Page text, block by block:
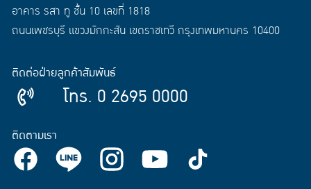
อาคาร รสา ทู ชั้น 10 เลขที่ 1818
ถนนเพชรบุรี แขวงมักกะสัน เขตราชเทวี กรุงเทพมหานคร 10400
ติดต่อฝ่ายลูกค้าสัมพันธ์
โทร. 0 2695 0000
ติดตามเรา